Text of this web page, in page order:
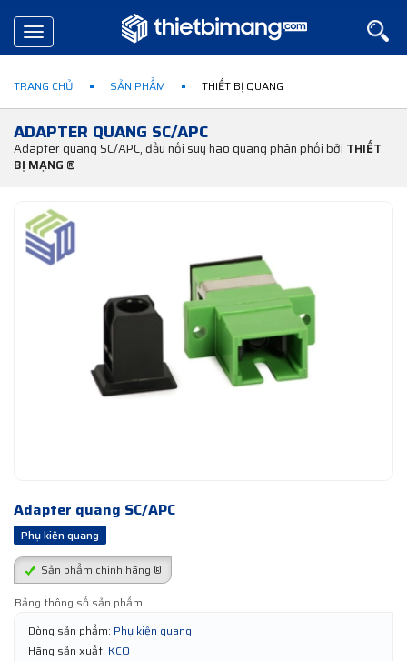
Toggle
navigation
TRANG CHỦ SẢN PHẨM THIẾT BỊ QUANG
ADAPTER QUANG SC/APC
Adapter quang SC/APC, đầu nối suy hao quang phân phối bởi THIẾT
BỊ MẠNG ®
Adapter quang SC/APC
Phụ kiện quang
Sản phẩm chính hãng ®
Bảng thông số sản phẩm:
Dòng sản phẩm: Phụ kiện quang
Hãng sản xuất: KCO